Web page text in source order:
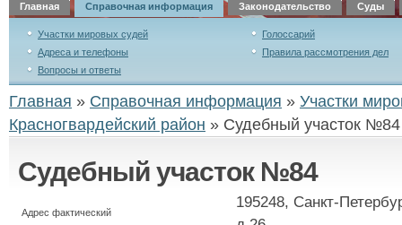
Главная Справочная информация Законодательство Суды
Участки мировых судей
Голоссарий
Адреса и телефоны
Правила рассмотрения дел
Вопросы и ответы
Главная » Справочная информация » Участки
Красногвардейский район » Судебный участок №84
Судебный участок №84
Адрес фактический
195248, Санкт-